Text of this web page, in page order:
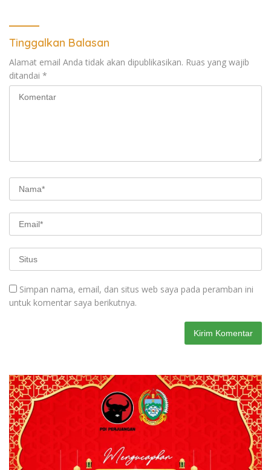
Pemantau dan Pengawas
MBG
Tinggalkan Balasan
Alamat email Anda tidak akan dipublikasikan. Ruas yang wajib
ditandai *
Simpan nama, email, dan situs web saya pada peramban ini
untuk komentar saya berikutnya.